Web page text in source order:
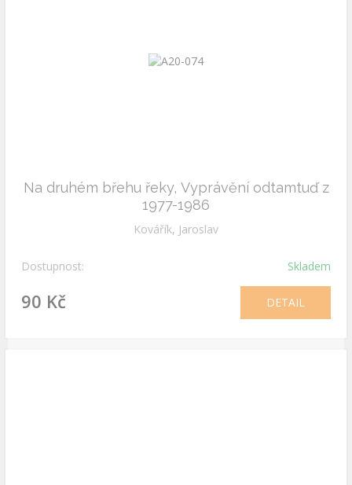
Na druhém břehu řeky, Vyprávění odtamtuď z
1977-1986
Kovářík, Jaroslav
Dostupnost: Skladem
90 Kč DETAIL